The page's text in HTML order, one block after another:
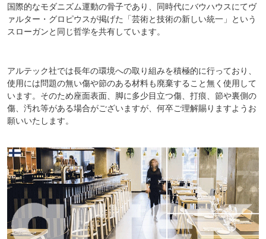
国際的なモダニズム運動の骨子であり、同時代にバウハウスにてヴ
ァルター・グロピウスが掲げた「芸術と技術の新しい統一」という
スローガンと同じ哲学を共有しています。
アルテック社では長年の環境への取り組みを積極的に行っており、
使用には問題の無い傷や節のある材料も廃棄すること無く使用して
います。そのため座面表面、脚に多少目立つ傷、打痕、節や裏側の
傷、汚れ等がある場合がございますが、何卒ご理解賜りますようお
願いいたします。